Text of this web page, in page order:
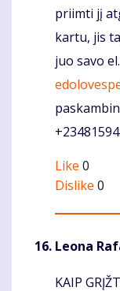
priimti jį
kartu, jis
juo savo
Like 0
Dislike 0
Leona
KAIP